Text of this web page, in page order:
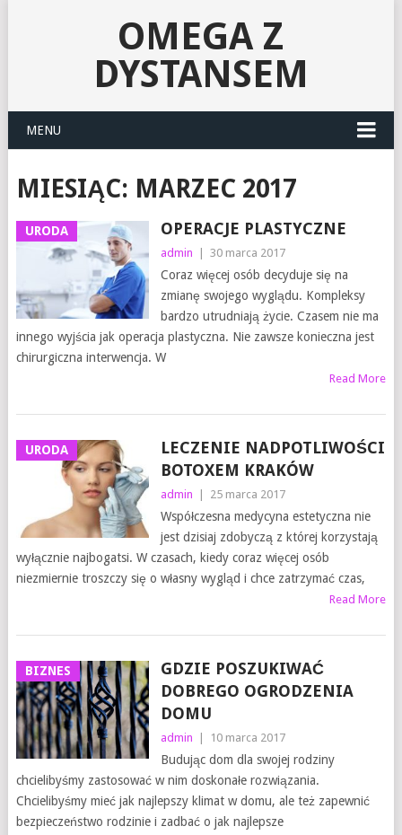
OMEGA Z
DYSTANSEM
MENU
MIESIĄC: MARZEC 2017
URODA OPERACJE PLASTYCZNE
admin 30 marca 2017
Coraz więcej osób decyduje się na
zmianę swojego wyglądu. Kompleksy
bardzo utrudniają życie. Czasem nie ma
innego wyjścia jak operacja plastyczna. Nie zawsze konieczna jest
chirurgiczna interwencja. W
Read More
URODA
LECZENIE NADPOTLIWOŚCI
BOTOXEM KRAKÓW
admin 25 marca 2017
Współczesna medycyna estetyczna nie
jest dzisiaj zdobyczą z której korzystają
wyłącznie najbogatsi. W czasach, kiedy coraz więcej osób
niezmiernie troszczy się o własny wygląd i chce zatrzymać czas,
Read More
BIZNES
GDZIE POSZUKIWAĆ
DOBREGO OGRODZENIA
DOMU
admin 10 marca 2017
Budując dom dla swojej rodziny
chcielibyśmy zastosować w nim doskonałe rozwiązania.
Chcielibyśmy mieć jak najlepszy klimat w domu, ale też zapewnić
bezpieczeństwo rodzinie i zadbać o jak najlepsze